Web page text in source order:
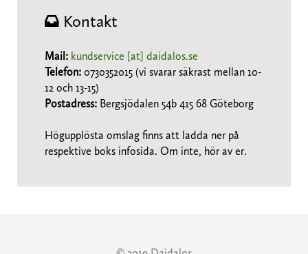
Kontakt
Mail: kundservice [at] daidalos.se
Telefon: 0730352015 (vi svarar säkrast mellan 10-
12 och 13-15)
Postadress: Bergsjödalen 54b 415 68 Göteborg
Högupplösta omslag finns att ladda ner på
respektive boks infosida. Om inte, hör av er.